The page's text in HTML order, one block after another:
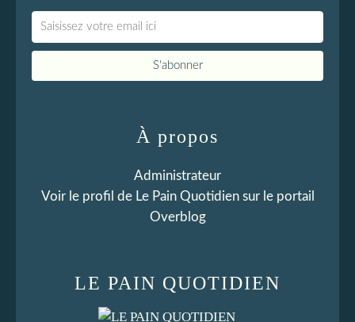
LE PAIN QUOTIDIEN
À propos
Administrateur
Voir le profil de Le Pain Quotidiensur le portail
Overblog